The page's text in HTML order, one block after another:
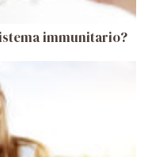
immunitario?